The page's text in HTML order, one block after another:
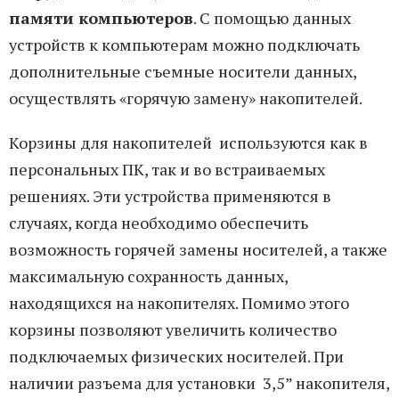
памяти компьютеров. С помощью данных
устройств к компьютерам можно подключать
дополнительные съемные носители данных,
осуществлять «горячую замену» накопителей.
Корзины для накопителей используются как в
персональных ПК, так и во встраиваемых
решениях. Эти устройства применяются в
случаях, когда необходимо обеспечить
возможность горячей замены носителей, а также
максимальную сохранность данных,
находящихся на накопителях. Помимо этого
корзины позволяют увеличить количество
подключаемых физических носителей. При
наличии разъема для установки 3,5” накопителя,